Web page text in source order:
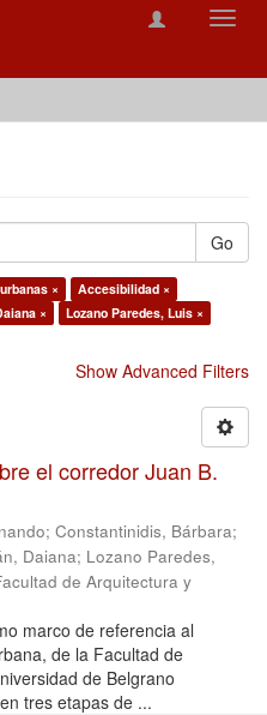
Go
×
Accesibilidad ×
×
Lozano Paredes, Luis ×
Show Advanced Filters
el corredor Juan B.
; Constantinidis, Bárbara;
Daiana; Lozano Paredes,
de Arquitectura y
marco de referencia al
de la Facultad de
de Belgrano
tres etapas de ...